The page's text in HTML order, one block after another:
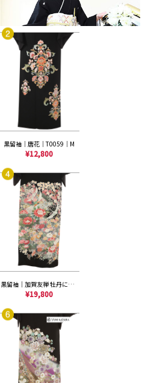
黒留袖｜唐花｜T0059｜M
¥12,800
黒留袖｜加賀友禅 牡丹に鶴｜T0145｜L
¥19,800